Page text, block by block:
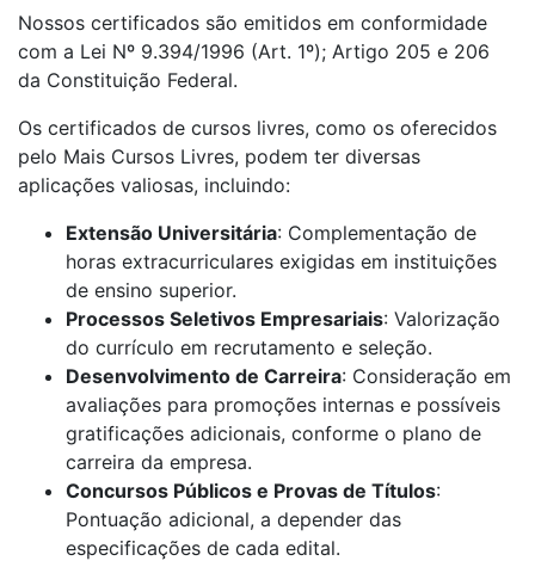
Nossos certificados são emitidos em conformidade
com a Lei Nº 9.394/1996 (Art. 1º); Artigo 205 e 206
da Constituição Federal.
Os certificados de cursos livres, como os oferecidos
pelo Mais Cursos Livres, podem ter diversas
aplicações valiosas, incluindo:
Extensão Universitária: Complementação de
horas extracurriculares exigidas em instituições
de ensino superior.
Processos Seletivos Empresariais: Valorização
do currículo em recrutamento e seleção.
Desenvolvimento de Carreira: Consideração em
avaliações para promoções internas e possíveis
gratificações adicionais, conforme o plano de
carreira da empresa.
Concursos Públicos e Provas de Títulos:
Pontuação adicional, a depender das
especificações de cada edital.